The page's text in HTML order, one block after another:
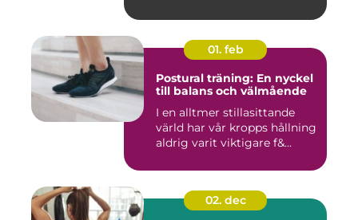
01. feb
Postural träning: En nyckel
till balans och välmående
I en alltmer stillasittande
värld har vår kropps hållning
aldrig varit viktigare f&...
02. dec